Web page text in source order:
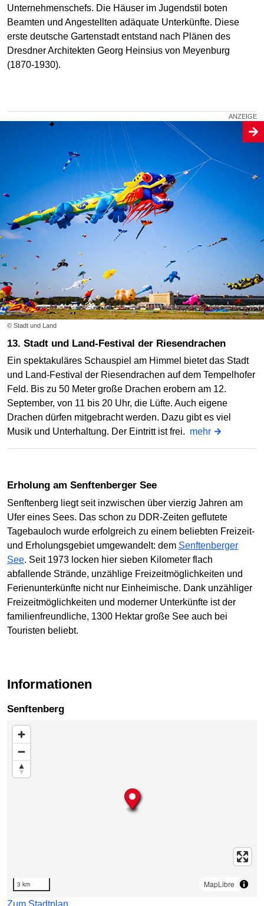
Unternehmenschefs. Die Häuser im Jugendstil boten
Beamten und Angestellten adäquate Unterkünfte. Diese
erste deutsche Gartenstadt entstand nach Plänen des
Dresdner Architekten Georg Heinsius von Meyenburg
(1870-1930).
© Stadt und Land
13. Stadt und Land-Festival der Riesendrachen
Ein spektakuläres Schauspiel am Himmel bietet das Stadt
und Land-Festival der Riesendrachen auf dem Tempelhofer
Feld. Bis zu 50 Meter große Drachen erobern am 12.
September, von 11 bis 20 Uhr, die Lüfte. Auch eigene
Drachen dürfen mitgebracht werden. Dazu gibt es viel
Musik und Unterhaltung. Der Eintritt ist frei. mehr
Erholung am Senftenberger See
Senftenberg liegt seit inzwischen über vierzig Jahren am
Ufer eines Sees. Das schon zu DDR-Zeiten geflutete
Tagebauloch wurde erfolgreich zu einem beliebten Freizeit-
und Erholungsgebiet umgewandelt: dem Senftenberger
See. Seit 1973 locken hier sieben Kilometer flach
abfallende Strände, unzählige Freizeitmöglichkeiten und
Ferienunterkünfte nicht nur Einheimische. Dank unzähliger
Freizeitmöglichkeiten und moderner Unterkünfte ist der
familienfreundliche, 1300 Hektar große See auch bei
Touristen beliebt.
Informationen
Senftenberg
Karte überspringen
3 km
MapLibre
Zum Stadtplan